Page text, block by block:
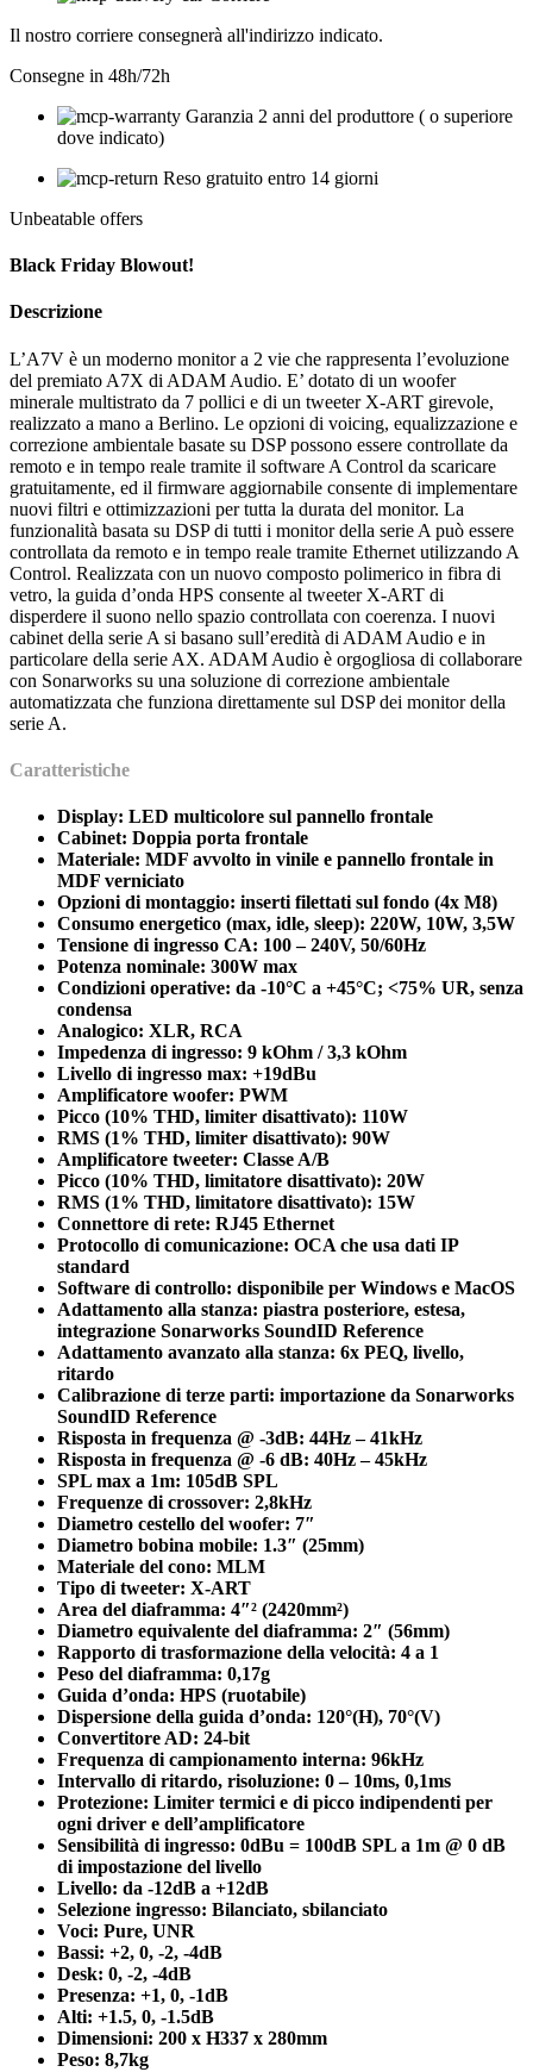
Il nostro corriere consegnerà all'indirizzo indicato.
Consegne in 48h/72h
Garanzia 2 anni del produttore ( o superiore
dove indicato)
Reso gratuito entro 14 giorni
Unbeatable offers
Black Friday Blowout!
Descrizione
L’A7V è un moderno monitor a 2 vie che rappresenta l’evoluzione
del premiato A7X di ADAM Audio. E’ dotato di un woofer
minerale multistrato da 7 pollici e di un tweeter X-ART girevole,
realizzato a mano a Berlino. Le opzioni di voicing, equalizzazione e
correzione ambientale basate su DSP possono essere controllate da
remoto e in tempo reale tramite il software A Control da scaricare
gratuitamente, ed il firmware aggiornabile consente di implementare
nuovi filtri e ottimizzazioni per tutta la durata del monitor. La
funzionalità basata su DSP di tutti i monitor della serie A può essere
controllata da remoto e in tempo reale tramite Ethernet utilizzando A
Control. Realizzata con un nuovo composto polimerico in fibra di
vetro, la guida d’onda HPS consente al tweeter X-ART di
disperdere il suono nello spazio controllata con coerenza. I nuovi
cabinet della serie A si basano sull’eredità di ADAM Audio e in
particolare della serie AX. ADAM Audio è orgogliosa di collaborare
con Sonarworks su una soluzione di correzione ambientale
automatizzata che funziona direttamente sul DSP dei monitor della
serie A.
Caratteristiche
Display: LED multicolore sul pannello frontale
Cabinet: Doppia porta frontale
Materiale: MDF avvolto in vinile e pannello frontale in
MDF verniciato
Opzioni di montaggio: inserti filettati sul fondo (4x M8)
Consumo energetico (max, idle, sleep): 220W, 10W, 3,5W
Tensione di ingresso CA: 100 – 240V, 50/60Hz
Potenza nominale: 300W max
Condizioni operative: da -10°C a +45°C; <75% UR, senza
condensa
Analogico: XLR, RCA
Impedenza di ingresso: 9 kOhm / 3,3 kOhm
Livello di ingresso max: +19dBu
Amplificatore woofer: PWM
Picco (10% THD, limiter disattivato): 110W
RMS (1% THD, limiter disattivato): 90W
Amplificatore tweeter: Classe A/B
Picco (10% THD, limitatore disattivato): 20W
RMS (1% THD, limitatore disattivato): 15W
Connettore di rete: RJ45 Ethernet
Protocollo di comunicazione: OCA che usa dati IP
standard
Software di controllo: disponibile per Windows e MacOS
Adattamento alla stanza: piastra posteriore, estesa,
integrazione Sonarworks SoundID Reference
Adattamento avanzato alla stanza: 6x PEQ, livello,
ritardo
Calibrazione di terze parti: importazione da Sonarworks
SoundID Reference
Risposta in frequenza @ -3dB: 44Hz – 41kHz
Risposta in frequenza @ -6 dB: 40Hz – 45kHz
SPL max a 1m: 105dB SPL
Frequenze di crossover: 2,8kHz
Diametro cestello del woofer: 7″
Diametro bobina mobile: 1.3″ (25mm)
Materiale del cono: MLM
Tipo di tweeter: X-ART
Area del diaframma: 4″² (2420mm²)
Diametro equivalente del diaframma: 2″ (56mm)
Rapporto di trasformazione della velocità: 4 a 1
Peso del diaframma: 0,17g
Guida d’onda: HPS (ruotabile)
Dispersione della guida d’onda: 120°(H), 70°(V)
Convertitore AD: 24-bit
Frequenza di campionamento interna: 96kHz
Intervallo di ritardo, risoluzione: 0 – 10ms, 0,1ms
Protezione: Limiter termici e di picco indipendenti per
ogni driver e dell’amplificatore
Sensibilità di ingresso: 0dBu = 100dB SPL a 1m @ 0 dB
di impostazione del livello
Livello: da -12dB a +12dB
Selezione ingresso: Bilanciato, sbilanciato
Voci: Pure, UNR
Bassi: +2, 0, -2, -4dB
Desk: 0, -2, -4dB
Presenza: +1, 0, -1dB
Alti: +1.5, 0, -1.5dB
Dimensioni: 200 x H337 x 280mm
Peso: 8,7kg